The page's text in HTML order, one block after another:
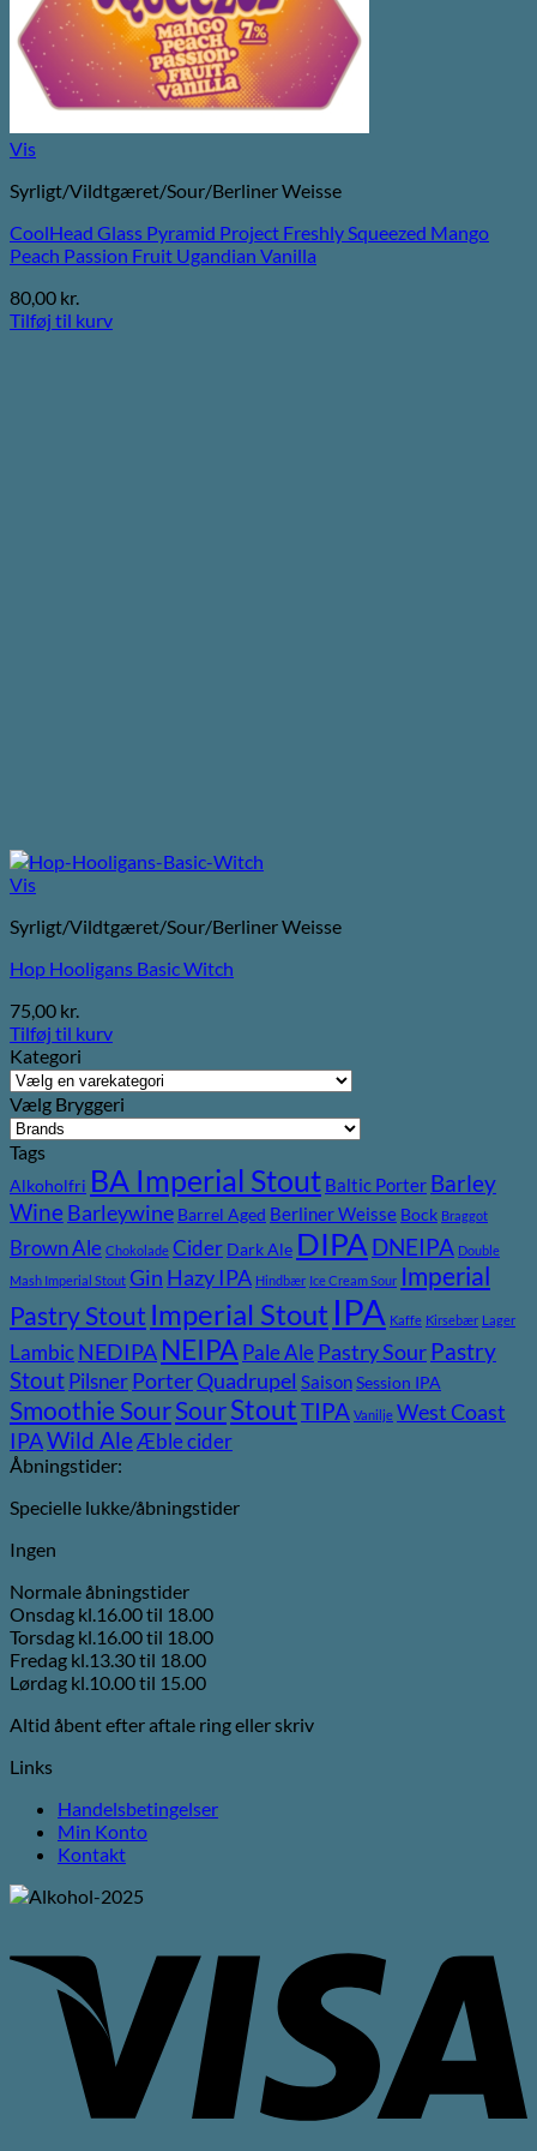
Vis
Syrligt/Vildtgæret/Sour/Berliner Weisse
CoolHead Glass Pyramid Project Freshly Squeezed Mango
Peach Passion Fruit Ugandian Vanilla
80,00 kr.
Tilføj til kurv
Vis
Syrligt/Vildtgæret/Sour/Berliner Weisse
Hop Hooligans Basic Witch
75,00 kr.
Tilføj til kurv
Kategori
Vælg Bryggeri
Tags
Alkoholfri BA Imperial Stout Baltic Porter Barley
Wine Barleywine Barrel Aged Berliner Weisse Bock Braggot
Brown Ale Chokolade Cider Dark Ale DIPA DNEIPA Double
Mash Imperial Stout Gin Hazy IPA Hindbær Ice Cream Sour Imperial
Pastry Stout Imperial Stout IPA Kaffe Kirsebær Lager
Lambic NEDIPA NEIPA Pale Ale Pastry Sour Pastry
Stout Pilsner PorterQuadrupel SaisonSession IPA
Smoothie SourSourStoutTIPA Vanilje West Coast
IPAWild Ale Æble cider
Åbningstider:
Specielle lukke/åbningstider
Ingen
Normale åbningstider
Onsdag kl.16.00 til 18.00
Torsdag kl.16.00 til 18.00
Fredag kl.13.30 til 18.00
Lørdag kl.10.00 til 15.00
Altid åbent efter aftale ring eller skriv
Links
Handelsbetingelser
Min Konto
Kontakt